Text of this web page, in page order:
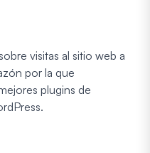
visitas al sitio web a
por la que
plugins de